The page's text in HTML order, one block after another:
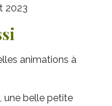
2023
animations à
une belle petite